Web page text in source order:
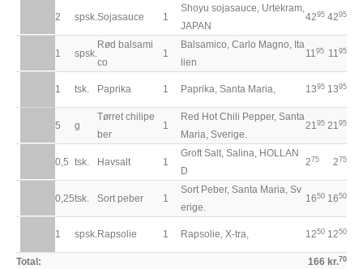
2 spsk.Sojasauce 1
Shoyu sojasauce, Urtekram,
JAPAN
4295 4295
1 spsk.
Rød balsami
co
1
Balsamico, Carlo Magno, Ita
lien
1195 1195
1 tsk. Paprika 1 Paprika, Santa Maria, 1395 1395
5 g
Tørret chilipe
ber
1
Red Hot Chili Pepper, Santa
Maria, Sverige.
2195 2195
0,5 tsk. Havsalt 1
Groft Salt, Salina, HOLLAN
D
275 275
0,25tsk. Sort peber 1
Sort Peber, Santa Maria, Sv
erige.
1650 1650
1 spsk.Rapsolie 1 Rapsolie, X-tra, 1250 1250
Total: 166 kr.70